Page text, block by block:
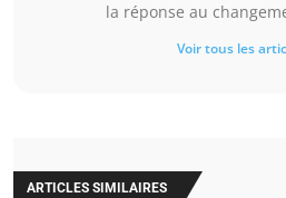
la réponse au
Voir tous les
ARTICLES SIMILAIRES